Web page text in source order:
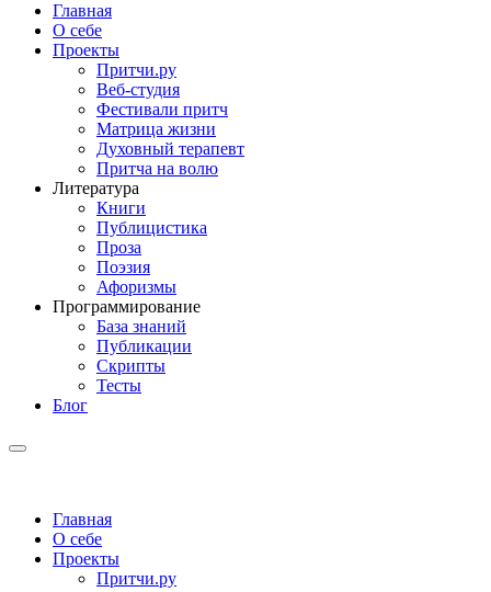
Главная
О себе
Проекты
Притчи.ру
Веб-студия
Фестивали притч
Матрица жизни
Духовный терапевт
Притча на волю
Литература
Книги
Публицистика
Проза
Поэзия
Афоризмы
Программирование
База знаний
Публикации
Скрипты
Тесты
Блог
Главная
О себе
Проекты
Притчи.ру